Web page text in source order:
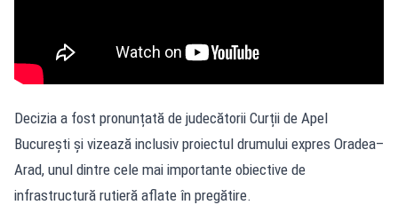
Decizia a fost pronunțată de judecătorii Curții de Apel
București și vizează inclusiv proiectul drumului expres Oradea–
Arad, unul dintre cele mai importante obiective de
infrastructură rutieră aflate în pregătire.